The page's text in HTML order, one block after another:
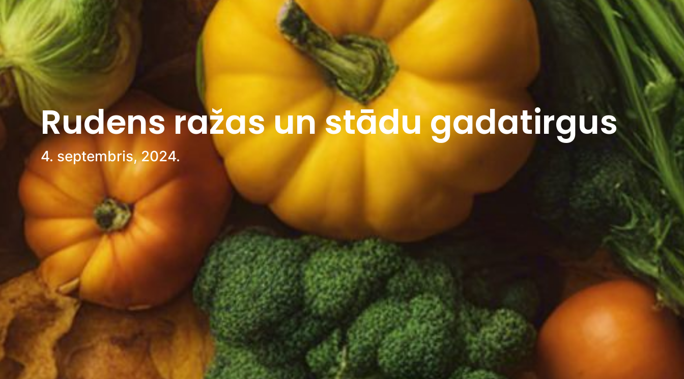
Rudens ražas un stādu gadatirgus
4. septembris, 2024.